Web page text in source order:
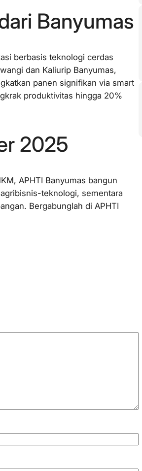
Banyumas
berbasis teknologi cerdas
dan Kaliurip Banyumas,
panen signifikan via smart
produktivitas hingga 20%
2025
APHTI Banyumas bangun
teknologi, sementara
Bergabunglah di APHTI